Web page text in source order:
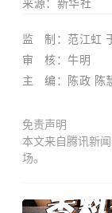
来源：新华社
监 制：范江虹
审 核：牛明
主 编：陈政 陈
免责声明
本文来自腾讯新
场。